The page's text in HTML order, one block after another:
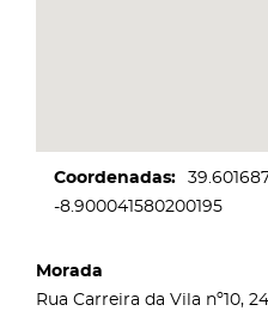
Coordenadas
-8.900041580200195
Morada
Rua Carreira da Vila nº10,